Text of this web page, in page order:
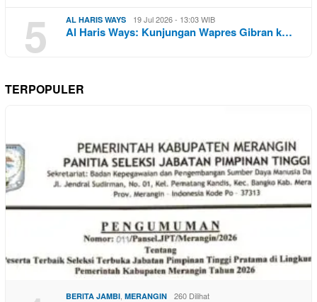
5 AL HARIS WAYS 19 Jul 2026 - 13:03 WIB
Al Haris Ways: Kunjungan Wapres Gibran k…
TERPOPULER
BERITA JAMBI, MERANGIN 260 Dilihat